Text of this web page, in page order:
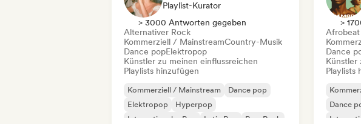
Playlist-Kurator
> 3000 Antworten gegeben
Alternativer Rock
Kommerziell / MainstreamCountry-Musik
Dance popElektropop
Künstler zu meinen einflussreichen
Playlists hinzufügen
Kommerziell / Mainstream
Dance pop
Elektropop
Hyperpop
Internationaler Pop
Latin Pop
Pop-Rock
>
Dance
Künstler
Playlists
Dance